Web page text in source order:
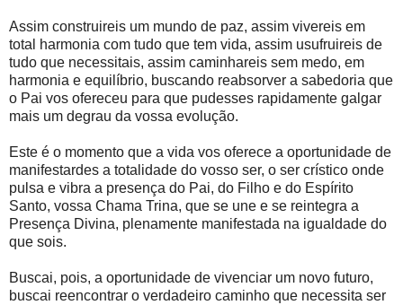
Assim construireis um mundo de paz, assim vivereis em
total harmonia com tudo que tem vida, assim usufruireis de
tudo que necessitais, assim caminhareis sem medo, em
harmonia e equilíbrio, buscando reabsorver a sabedoria que
o Pai vos ofereceu para que pudesses rapidamente galgar
mais um degrau da vossa evolução.
Este é o momento que a vida vos oferece a oportunidade de
manifestardes a totalidade do vosso ser, o ser crístico onde
pulsa e vibra a presença do Pai, do Filho e do Espírito
Santo, vossa Chama Trina, que se une e se reintegra a
Presença Divina, plenamente manifestada na igualdade do
que sois.
Buscai, pois, a oportunidade de vivenciar um novo futuro,
buscai reencontrar o verdadeiro caminho que necessita ser